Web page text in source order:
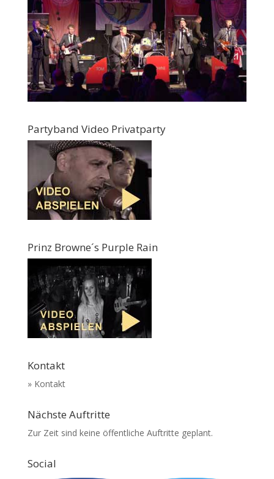
Partyband Video Privatparty
Prinz Browne´s Purple Rain
Kontakt
» Kontakt
Nächste Auftritte
Zur Zeit sind keine öffentliche Auftritte geplant.
Social